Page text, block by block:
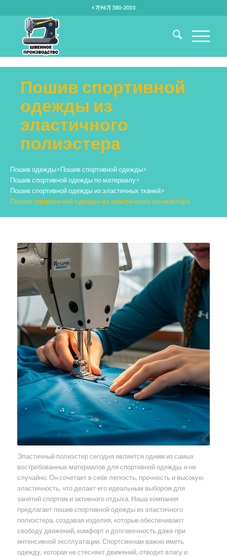
+7(967) 580-2010
Пошив спортивной
одежды из
эластичного
полиэстера
Пошив одежды>Пошив спортивной одежды>
Пошив спортивной одежды по материалу>
Пошив спортивной одежды из эластичных тканей>
Пошив спортивной одежды из эластичного полиэстера
Эластичный полиэстер сегодня является одним из самых
востребованных материалов для спортивной одежды, и не
случайно. Он сочетает в себе легкость, прочность и высокую
эластичность, что делает его идеальным выбором для
занятий спортом и активного отдыха. Наша компания
предлагает пошив спортивной одежды из эластичного
полиэстера, создавая изделия, которые обеспечивают
свободу движений, комфорт и долговечность даже при
интенсивной эксплуатации. Спортсменам важно иметь
одежду, которая не стесняет движений, отводит влагу и